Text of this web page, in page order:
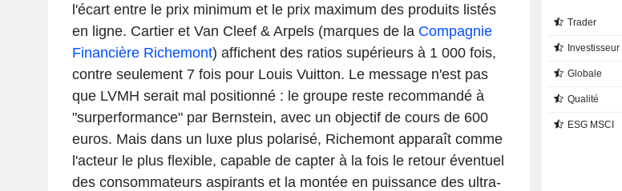
l'écart entre le prix minimum et le prix maximum des produits listés
en ligne. Cartier et Van Cleef & Arpels (marques de la Compagnie
Financière Richemont) affichent des ratios supérieurs à 1 000 fois,
contre seulement 7 fois pour Louis Vuitton. Le message n'est pas
que LVMH serait mal positionné : le groupe reste recommandé à
"surperformance" par Bernstein, avec un objectif de cours de 600
euros. Mais dans un luxe plus polarisé, Richemont apparaît comme
l'acteur le plus flexible, capable de capter à la fois le retour éventuel
des consommateurs aspirants et la montée en puissance des ultra-
Trader
Investisseur
Globale
Qualité
ESG MSCI